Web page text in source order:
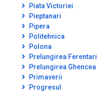
Piata Victoriei
Pieptanari
Pipera
Politehnica
Polona
Prelungirea Ferentari
Prelungirea Ghencea
Primaverii
Progresul